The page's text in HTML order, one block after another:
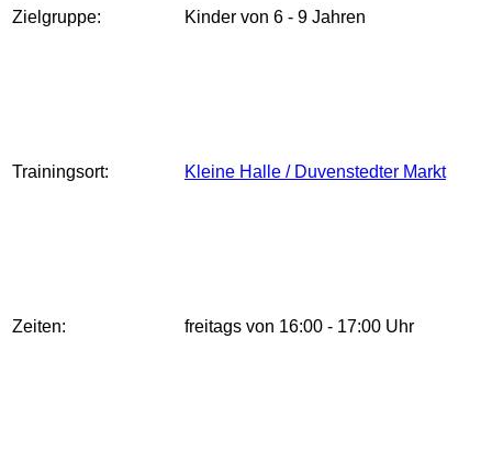
Zielgruppe: Kinder von 6 - 9 Jahren
Trainingsort: Kleine Halle / Duvenstedter Markt
Zeiten: freitags von 16:00 - 17:00 Uhr